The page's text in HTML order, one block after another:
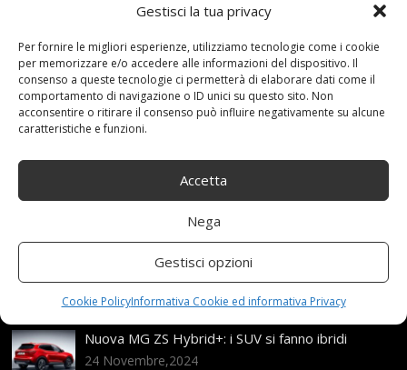
Gestisci la tua privacy
Per fornire le migliori esperienze, utilizziamo tecnologie come i cookie
per memorizzare e/o accedere alle informazioni del dispositivo. Il
consenso a queste tecnologie ci permetterà di elaborare dati come il
comportamento di navigazione o ID unici su questo sito. Non
acconsentire o ritirare il consenso può influire negativamente su alcune
caratteristiche e funzioni.
Accetta
Nega
Gestisci opzioni
Cookie PolicyInformativa Cookie ed informativa Privacy
11 Settembre 2021 redazione
,
ALPIN,Inverno,MICHELIN,Pneumatico,R17
Categories: Shop
Articoli recenti
Assicurazione auto e sostituzione lunotto: le cose
da sapere
Range Rover: un’icona tra i luxury SUV
Nuova MG ZS Hybrid+: i SUV si fanno ibridi
24 Novembre,2024